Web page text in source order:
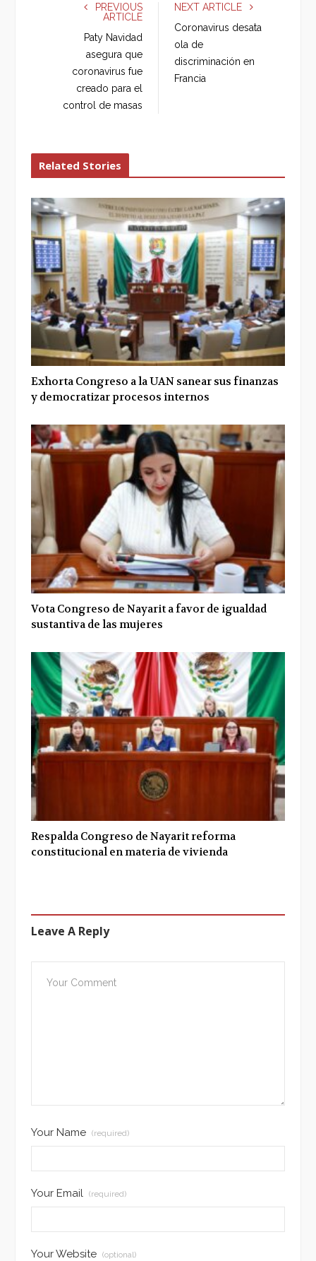
e
o
k
r
g
n
PREVIOUS
ARTICLE
Paty Navidad
asegura que
coronavirus fue
creado para el
control de masas
NEXT ARTICLE
Coronavirus desata
ola de
discriminación en
Francia
Related Stories
Exhorta Congreso a la UAN sanear sus finanzas
y democratizar procesos internos
Vota Congreso de Nayarit a favor de igualdad
sustantiva de las mujeres
Respalda Congreso de Nayarit reforma
constitucional en materia de vivienda
Leave A Reply
Your Name (required)
Your Email (required)
Your Website (optional)